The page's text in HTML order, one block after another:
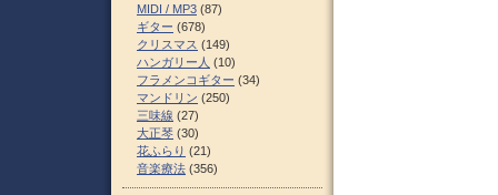
MIDI / MP3 (87)
ギター (678)
クリスマス (149)
ハンガリー人 (10)
フラメンコギター (34)
マンドリン (250)
三味線 (27)
大正琴 (30)
花ふらり (21)
音楽療法 (356)